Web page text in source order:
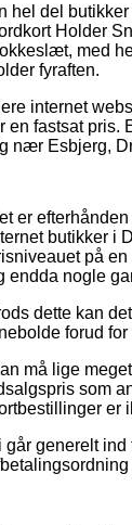
hel del
Holder
med
fyraften.
internet
en fastsat pris.
nær Esbjerg,
er
butikker i
på
endda nogle
dette kan
forud
må lige
som
er
går generelt ind